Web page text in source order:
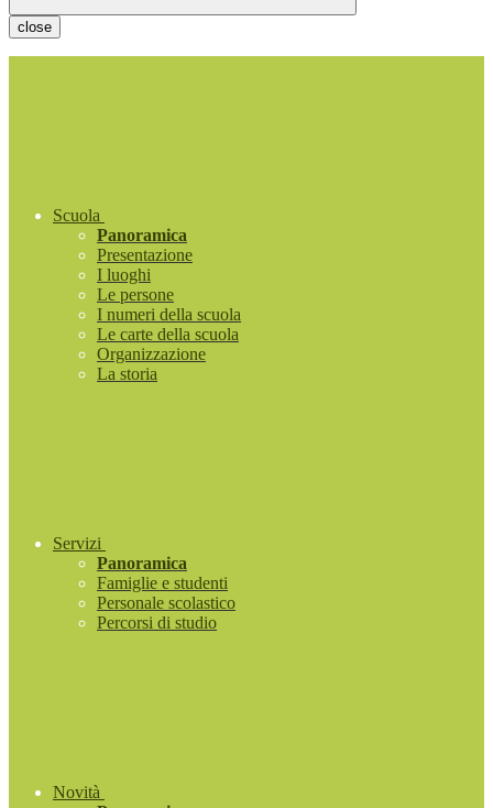
close
Scuola
Panoramica
Presentazione
I luoghi
Le persone
I numeri della scuola
Le carte della scuola
Organizzazione
La storia
Servizi
Panoramica
Famiglie e studenti
Personale scolastico
Percorsi di studio
Novità